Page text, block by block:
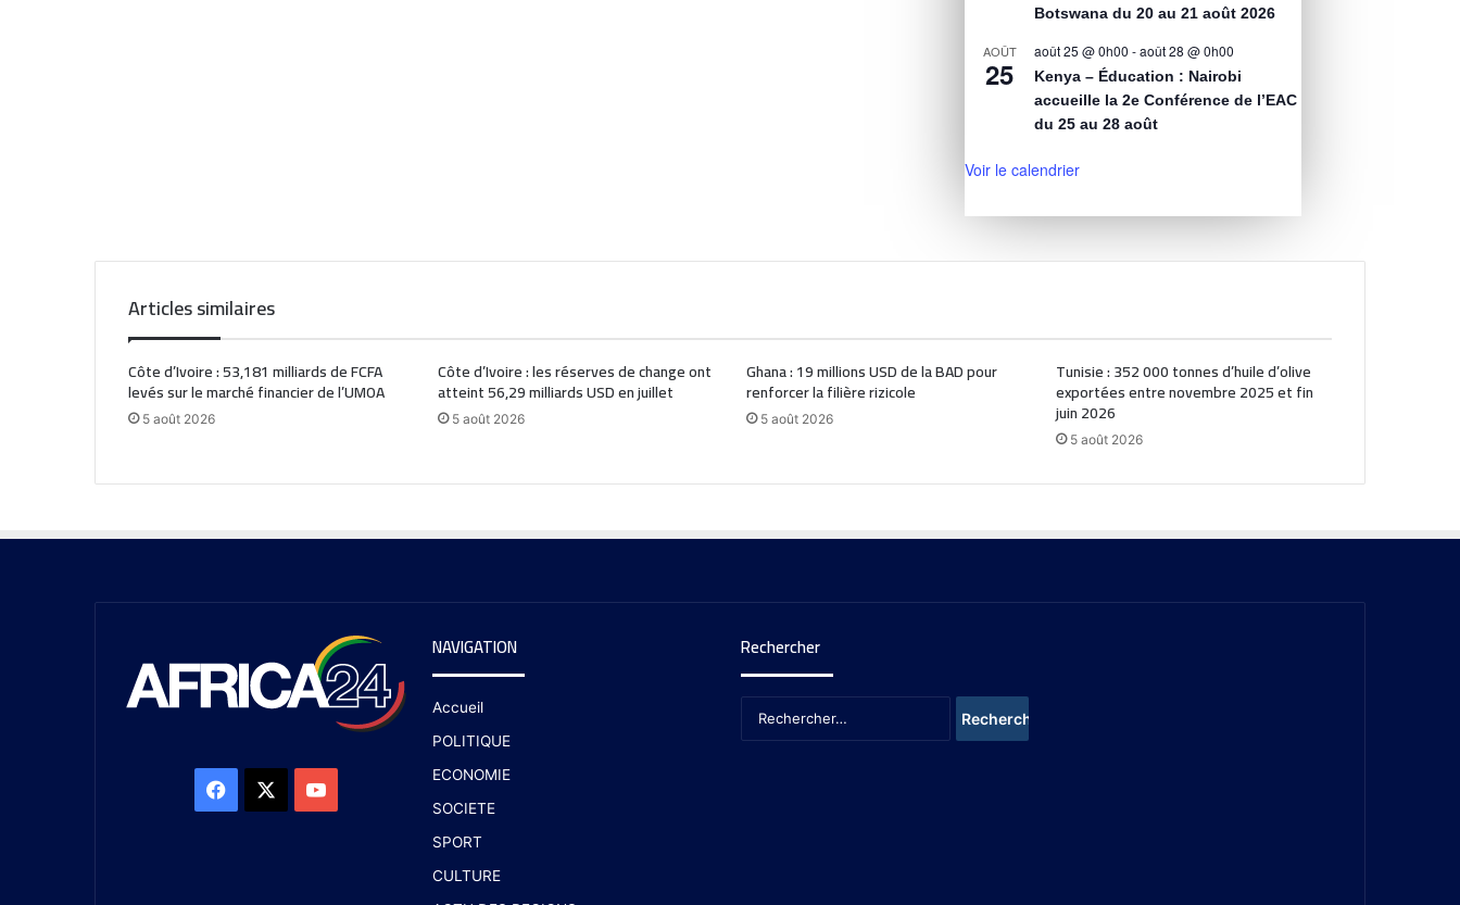
Botswana du 20 au 21 août 2026
AOÛT
25
août 25 @ 0h00 -août 28 @ 0h00
Kenya – Éducation : Nairobi
accueille la 2e Conférence de l’EAC
du 25 au 28 août
Voir le calendrier
Articles similaires
Côte d’Ivoire : 53,181 milliards de FCFA
levés sur le marché financier de l’UMOA
5 août 2026
Côte d’Ivoire : les réserves de change ont
atteint 56,29 milliards USD en juillet
5 août 2026
Ghana : 19 millions USD de la BAD pour
renforcer la filière rizicole
5 août 2026
Tunisie : 352 000 tonnes d’huile d’olive
exportées entre novembre 2025 et fin
juin 2026
5 août 2026
NAVIGATION
Accueil
POLITIQUE
ECONOMIE
SOCIETE
SPORT
CULTURE
Rechercher